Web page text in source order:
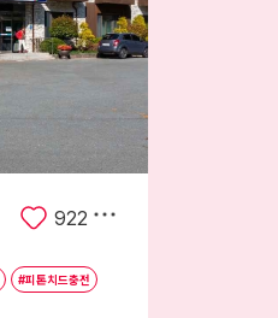
922
#피톤치드충전